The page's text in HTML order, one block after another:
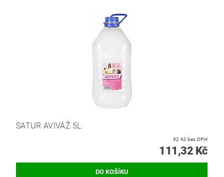
SATUR AVIVÁŽ 5L
92 Kč bez DPH
111,32 Kč